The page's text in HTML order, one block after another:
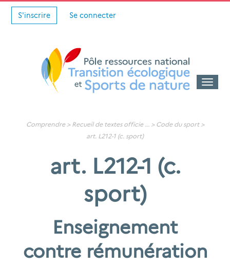
S'inscrire Se connecter
Toggle
Comprendre > Recueil de textes officie... > Code du sport>
art. L212-1 (c. sport)
art. L212-1 (c.
sport)
Enseignement
contre rémunération